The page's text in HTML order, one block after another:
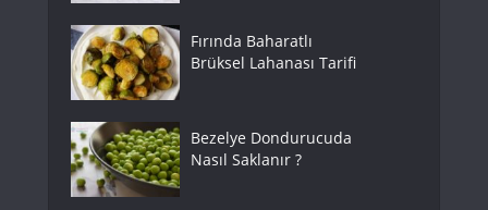
Fırında Baharatlı
Brüksel Lahanası Tarifi
Bezelye Dondurucuda
Nasıl Saklanır ?